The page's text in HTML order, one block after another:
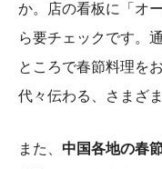
か。店の看板に「オ
ら要チェックです。
ところで春節料理を
代々伝わる、さまざ
また、 中国各地の春